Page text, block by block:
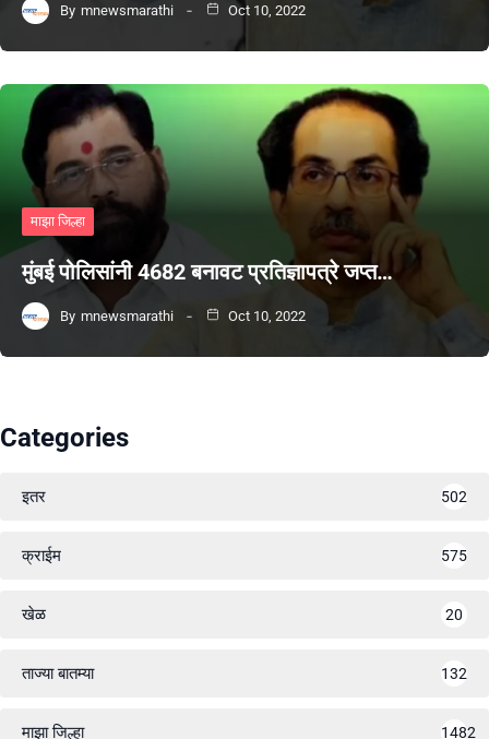
By mnewsmarathi Oct 10, 2022
माझा जिल्हा
मुंबई पोलिसांनी 4682 बनावट प्रतिज्ञापत्रे जप्त…
By mnewsmarathi Oct 10, 2022
Categories
इतर 502
क्राईम 575
खेळ 20
ताज्या बातम्या 132
माझा जिल्हा 1482